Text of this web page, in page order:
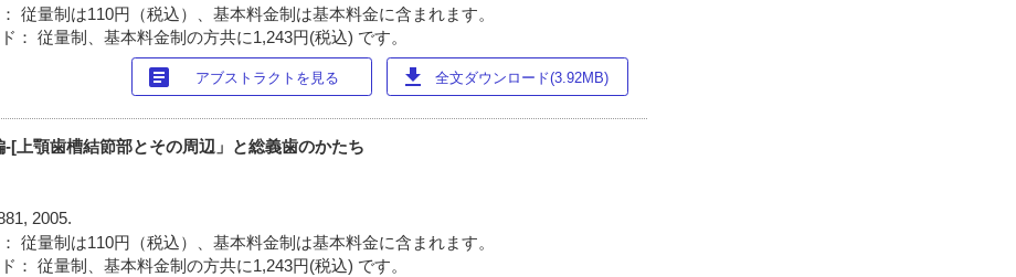
従量制は110円（税込）、基本料金制は基本料金に含まれます。
： 従量制、基本料金制の方共に1,243円(税込) です。
article アブストラクトを見る download 全文ダウンロード(3.92MB)
[上顎歯槽結節部とその周辺」と総義歯のかたち
2005.
従量制は110円（税込）、基本料金制は基本料金に含まれます。
： 従量制、基本料金制の方共に1,243円(税込) です。